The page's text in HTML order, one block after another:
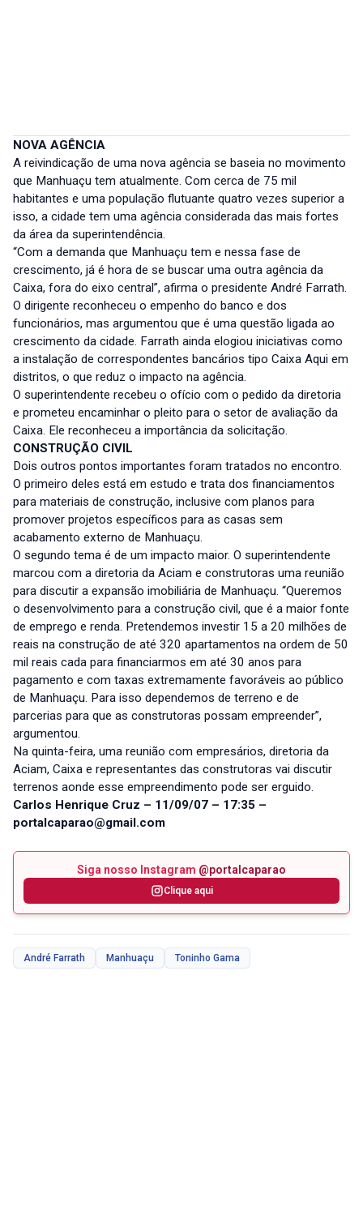
NOVA AGÊNCIA
A reivindicação de uma nova agência se baseia no movimento
que Manhuaçu tem atualmente. Com cerca de 75 mil
habitantes e uma população flutuante quatro vezes superior a
isso, a cidade tem uma agência considerada das mais fortes
da área da superintendência.
“Com a demanda que Manhuaçu tem e nessa fase de
crescimento, já é hora de se buscar uma outra agência da
Caixa, fora do eixo central”, afirma o presidente André Farrath.
O dirigente reconheceu o empenho do banco e dos
funcionários, mas argumentou que é uma questão ligada ao
crescimento da cidade. Farrath ainda elogiou iniciativas como
a instalação de correspondentes bancários tipo Caixa Aqui em
distritos, o que reduz o impacto na agência.
O superintendente recebeu o ofício com o pedido da diretoria
e prometeu encaminhar o pleito para o setor de avaliação da
Caixa. Ele reconheceu a importância da solicitação.
CONSTRUÇÃO CIVIL
Dois outros pontos importantes foram tratados no encontro.
O primeiro deles está em estudo e trata dos financiamentos
para materiais de construção, inclusive com planos para
promover projetos específicos para as casas sem
acabamento externo de Manhuaçu.
O segundo tema é de um impacto maior. O superintendente
marcou com a diretoria da Aciam e construtoras uma reunião
para discutir a expansão imobiliária de Manhuaçu. “Queremos
o desenvolvimento para a construção civil, que é a maior fonte
de emprego e renda. Pretendemos investir 15 a 20 milhões de
reais na construção de até 320 apartamentos na ordem de 50
mil reais cada para financiarmos em até 30 anos para
pagamento e com taxas extremamente favoráveis ao público
de Manhuaçu. Para isso dependemos de terreno e de
parcerias para que as construtoras possam empreender”,
argumentou.
Na quinta-feira, uma reunião com empresários, diretoria da
Aciam, Caixa e representantes das construtoras vai discutir
terrenos aonde esse empreendimento pode ser erguido.
Carlos Henrique Cruz – 11/09/07 – 17:35 –
portalcaparao@gmail.com
Siga nosso Instagram @portalcaparao
Clique aqui
André Farrath Manhuaçu Toninho Gama